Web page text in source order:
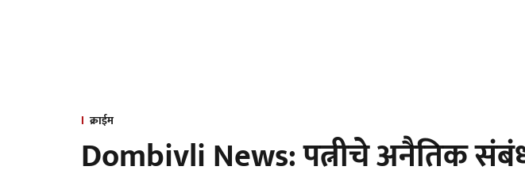
क्राईम
Dombivli News: पत्नीचे अनैतिक